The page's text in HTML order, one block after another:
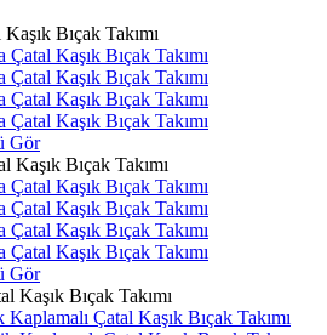
Bıçak Takımı
Çatal Kaşık Bıçak Takımı
Çatal Kaşık Bıçak Takımı
Çatal Kaşık Bıçak Takımı
Çatal Kaşık Bıçak Takımı
Gör
Bıçak Takımı
Çatal Kaşık Bıçak Takımı
Çatal Kaşık Bıçak Takımı
Çatal Kaşık Bıçak Takımı
Çatal Kaşık Bıçak Takımı
Gör
Kaşık Bıçak Takımı
Çatal Kaşık Bıçak Takımı